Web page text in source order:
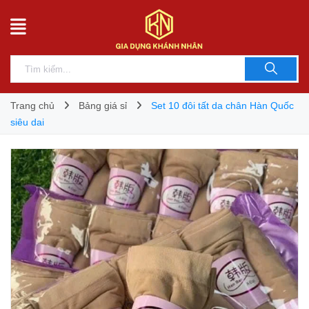
Trang chủ Bảng giá sỉ
Set 10 đôi tất da chân Hàn Quốc
siêu dai